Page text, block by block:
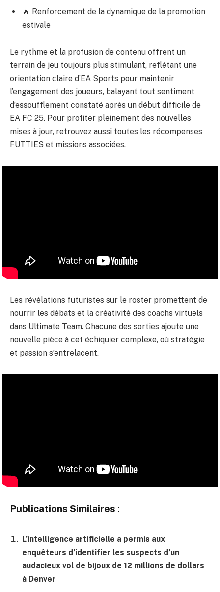
🔥 Renforcement de la dynamique de la promotion
estivale
Le rythme et la profusion de contenu offrent un
terrain de jeu toujours plus stimulant, reflétant une
orientation claire d’EA Sports pour maintenir
l’engagement des joueurs, balayant tout sentiment
d’essoufflement constaté après un début difficile de
EA FC 25. Pour profiter pleinement des nouvelles
mises à jour, retrouvez aussi toutes les récompenses
FUTTIES et missions associées.
Les révélations futuristes sur le roster promettent de
nourrir les débats et la créativité des coachs virtuels
dans Ultimate Team. Chacune des sorties ajoute une
nouvelle pièce à cet échiquier complexe, où stratégie
et passion s’entrelacent.
Publications Similaires :
L’intelligence artificielle a permis aux
enquêteurs d’identifier les suspects d’un
audacieux vol de bijoux de 12 millions de dollars
à Denver